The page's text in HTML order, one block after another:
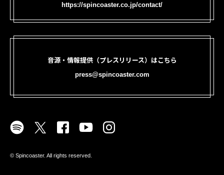
https://spincoaster.co.jp/contact/
音源・情報提供（プレスリリース）はこちら
press@spincoaster.com
©︎ Spincoaster. All rights reserved.